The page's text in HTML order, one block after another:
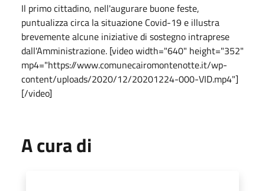
Il primo cittadino, nell'augurare buone feste,
puntualizza circa la situazione Covid-19 e illustra
brevemente alcune iniziative di sostegno intraprese
dall'Amministrazione. [video width="640" height="352"
mp4="https://www.comunecairomontenotte.it/wp-
content/uploads/2020/12/20201224-000-VID.mp4"]
[/video]
A cura di